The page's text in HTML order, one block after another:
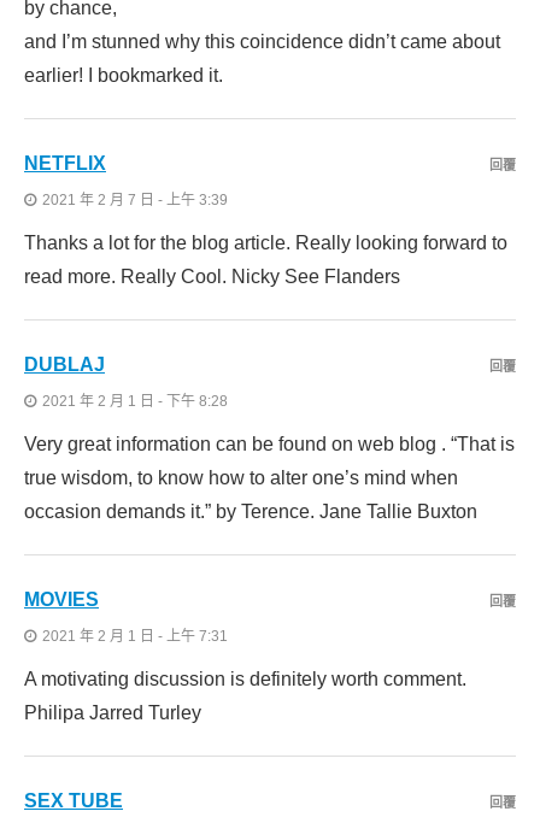
by chance,
and I’m stunned why this coincidence didn’t came about
earlier! I bookmarked it.
NETFLIX
2021 年 2 月 7 日 - 上午 3:39
Thanks a lot for the blog article. Really looking forward to
read more. Really Cool. Nicky See Flanders
回覆
DUBLAJ
2021 年 2 月 1 日 - 下午 8:28
Very great information can be found on web blog . “That is
true wisdom, to know how to alter one’s mind when
occasion demands it.” by Terence. Jane Tallie Buxton
回覆
MOVIES
2021 年 2 月 1 日 - 上午 7:31
A motivating discussion is definitely worth comment.
Philipa Jarred Turley
回覆
SEX TUBE 回覆